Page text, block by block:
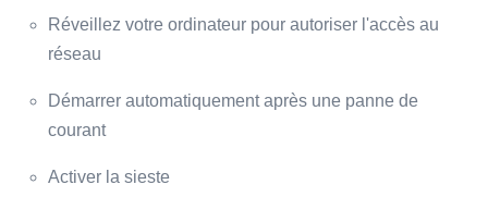
Réveillez votre ordinateur pour autoriser l'accès au
réseau
Démarrer automatiquement après une panne de
courant
Activer la sieste